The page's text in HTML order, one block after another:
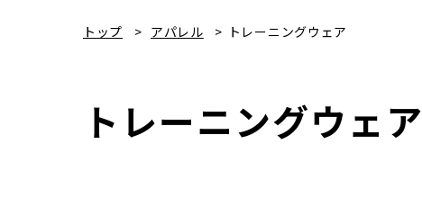
トップ アパレル トレーニングウェア
トレーニングウェア